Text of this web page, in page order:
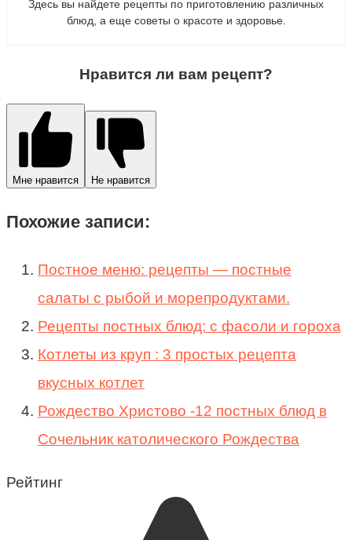
Здесь вы найдете рецепты по приготовлению различных
блюд, а еще советы о красоте и здоровье.
Нравится ли вам рецепт?
Мне нравится Не нравится
Похожие записи:
Постное меню: рецепты — постные
салаты с рыбой и морепродуктами.
Рецепты постных блюд: с фасоли и гороха
Котлеты из круп : 3 простых рецепта
вкусных котлет
Рождество Христово -12 постных блюд в
Сочельник католического Рождества
Рейтинг